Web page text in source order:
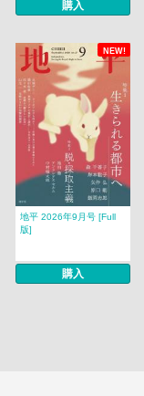
購入
NEW!
地平 2026年9月号 [Full
版]
購入